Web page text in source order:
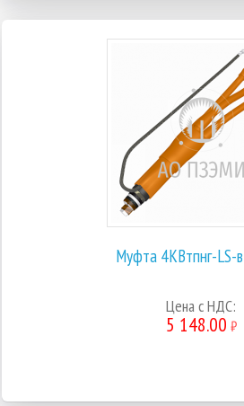
Муфта 4КВтпнг-LS-
Цена с НДС:
5 148.00 ₽